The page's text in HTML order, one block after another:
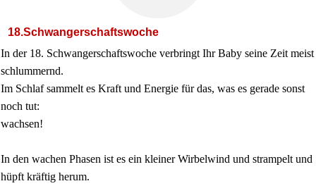
18.Schwangerschaftswoche
In der 18. Schwangerschaftswoche verbringt Ihr Baby seine Zeit meist
schlummernd.
Im Schlaf sammelt es Kraft und Energie für das, was es gerade sonst
noch tut:
wachsen!
In den wachen Phasen ist es ein kleiner Wirbelwind und strampelt und
hüpft kräftig herum.